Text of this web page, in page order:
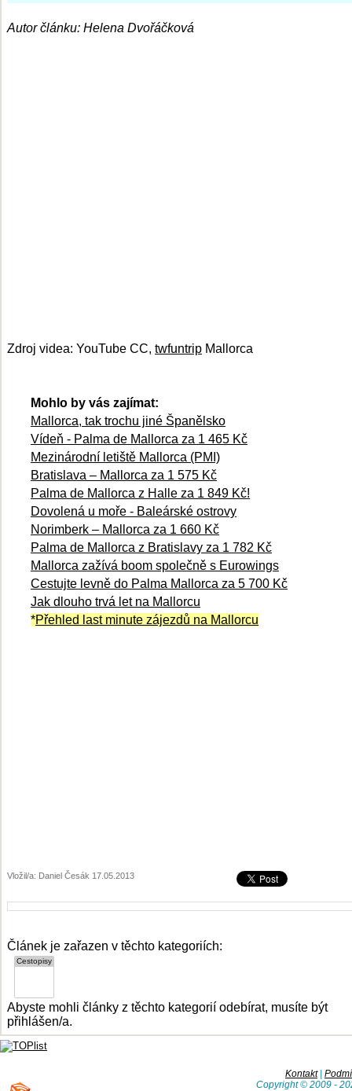
Autor článku: Helena Dvořáčková
Zdroj videa: YouTube CC, twfuntrip Mallorca
Mohlo by vás zajímat:
Mallorca, tak trochu jiné Španělsko
Vídeň - Palma de Mallorca za 1 465 Kč
Mezinárodní letiště Mallorca (PMI)
Bratislava – Mallorca za 1 575 Kč
Palma de Mallorca z Halle za 1 849 Kč!
Dovolená u moře - Baleárské ostrovy
Norimberk – Mallorca za 1 660 Kč
Palma de Mallorca z Bratislavy za 1 782 Kč
Mallorca zažívá boom společně s Eurowings
Cestujte levně do Palma Mallorca za 5 700 Kč
Jak dlouho trvá let na Mallorcu
*Přehled last minute zájezdů na Mallorcu
Vložil/a: Daniel Česák 17.05.2013
Článek je zařazen v těchto kategoriích:
Abyste mohli články z těchto kategorií odebírat, musíte být
přihlášen/a.
Kontakt|
Copyright © 2009 -